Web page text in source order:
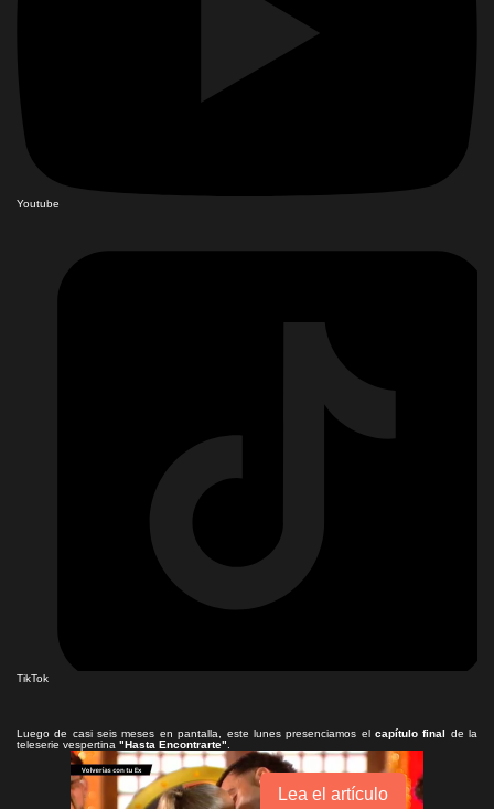
Youtube
TikTok
Luego de casi seis meses en pantalla, este lunes presenciamos el capítulo final de la
teleserie vespertina "Hasta Encontrarte"
Lea el artículo